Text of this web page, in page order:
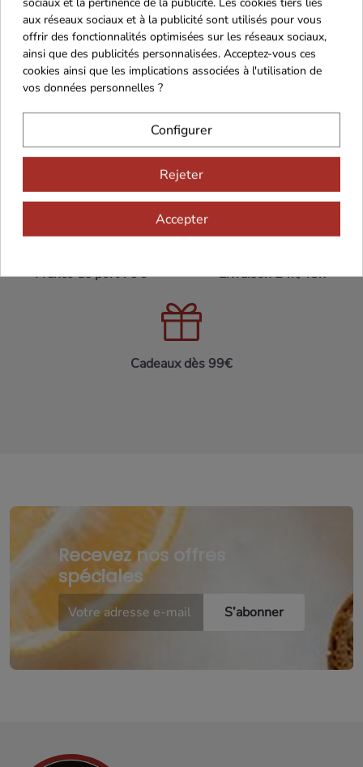
Franco de port 79€ Livraison 24h/48h
Cadeaux dès 99€
Recevez nos offres
spéciales
aux réseaux sociaux et à la publicité sont utilisés pour vous
offrir des fonctionnalités optimisées sur les réseaux sociaux,
ainsi que des publicités personnalisées. Acceptez-vous ces
cookies ainsi que les implications associées à l'utilisation de
vos données personnelles ?
Configurer
Rejeter
Accepter